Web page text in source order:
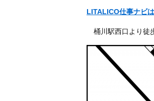
LITALICO仕事ナビ
桶川駅西口より徒